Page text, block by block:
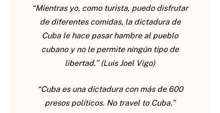
“Mientras yo, como turista, puedo disfrutar
de diferentes comidas, la dictadura de
Cuba le hace pasar hambre al pueblo
cubano y no le permite ningún tipo de
libertad.” (Luis Joel Vigo)
“Cuba es una dictadura con más de 600
presos políticos. No travel to Cuba.”